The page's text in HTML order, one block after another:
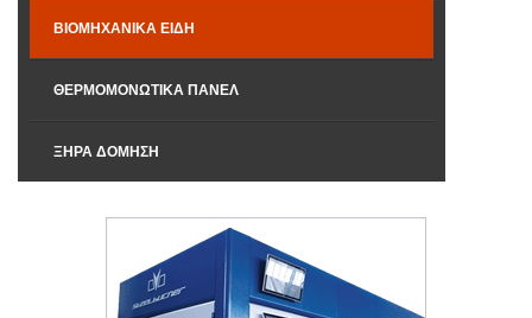
ΒΙΟΜΗΧΑΝΙΚΆ ΕΊΔΗ
ΘΕΡΜΟΜΟΝΩΤΙΚΆ ΠΆΝΕΛ
ΞΗΡΆ ΔΌΜΗΣΗ